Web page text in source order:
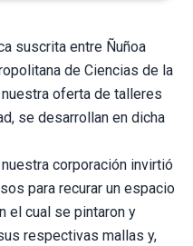
suscrita entre Ñuñoa
de Ciencias de la
oferta de talleres
se desarrollan en dicha
corporación invirtió
para recurar un espacio
el cual se pintaron y
respectivas mallas y,